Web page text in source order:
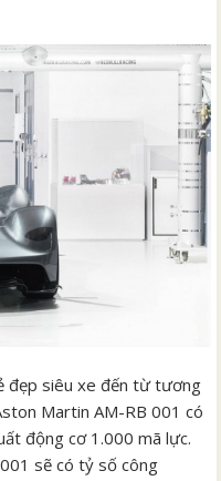
đẹp siêu xe đến từ tương
Martin AM-RB 001 có
động cơ 1.000 mã lực.
sẽ có tỷ số công